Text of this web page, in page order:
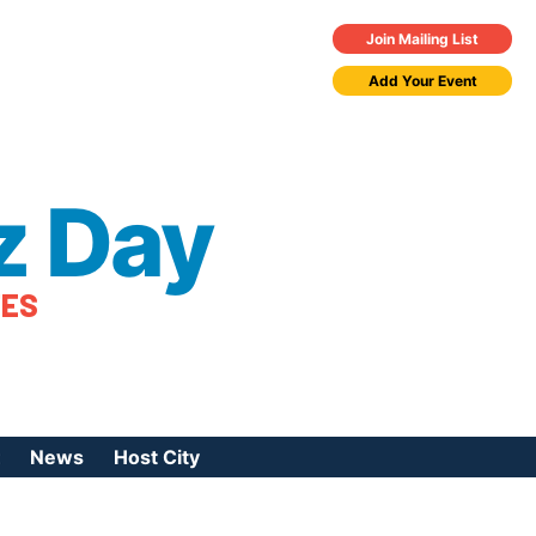
Join Mailing List
Add Your Event
Day
News Host City